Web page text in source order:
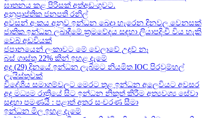
ඝාතනය කළ පිරිසක් අත්අඩංගුවට.
අනුප්‍රාප්තික ජනපති රනිල්
අවසන් අංකය අනුව ඉන්ධන බෙදා හැරෙන දිනවල වෙනසක්
ජාතික ඉන්ධන ලබාදීමේ ක්‍රමවේදය සඳහා ලියාපදිංචි විය හැකි
වෙබ් අඩවියක්
ජපානයෙන් ලංකාවට මේ වෙලාවේ උදව් නෑ
බස් ගාස්තු 22% කින් ඉහළ දැමේ
අද (29) දිනයේ ඉන්ධන ලැබීමට නියමිත IOC පිරවුම්හල්
ලැයිස්තුවක්
විදේශීය සමාගම්වලට මෙරට තුළ ඉන්ධන අලෙවියට අවසර
අද මධ්‍යම රාත්‍රියේ සිට ඉන්ධන නිකුත් කිරීම අත්‍යවශ්‍ය සේවා
සඳහා පමණයි : පළාත් අතර සංචරණ සීමා
ඉන්ධන මිල ඉහළ දැමේ